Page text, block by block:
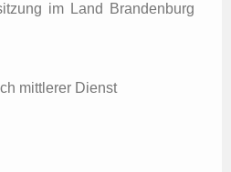
im Land Brandenburg
mittlerer Dienst